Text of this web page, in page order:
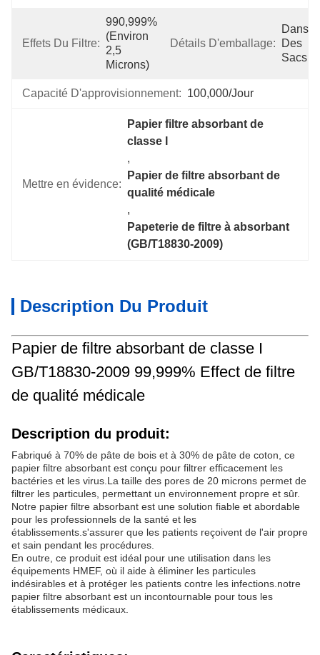
Effets Du Filtre:
990,999%
(environ
2,5
Microns)
Détails D'emballage:
Dans
Des
Sacs
Capacité D'approvisionnement: 100,000/jour
Mettre en évidence:
Papier filtre absorbant de
classe I
,
Papier de filtre absorbant de
qualité médicale
,
Papeterie de filtre à absorbant
(GB/T18830-2009)
Description Du Produit
Papier de filtre absorbant de classe I
GB/T18830-2009 99,999% Effect de filtre
de qualité médicale
Description du produit:
Fabriqué à 70% de pâte de bois et à 30% de pâte de coton, ce
papier filtre absorbant est conçu pour filtrer efficacement les
bactéries et les virus.La taille des pores de 20 microns permet de
filtrer les particules, permettant un environnement propre et sûr.
Notre papier filtre absorbant est une solution fiable et abordable
pour les professionnels de la santé et les
établissements.s'assurer que les patients reçoivent de l'air propre
et sain pendant les procédures.
En outre, ce produit est idéal pour une utilisation dans les
équipements HMEF, où il aide à éliminer les particules
indésirables et à protéger les patients contre les infections.notre
papier filtre absorbant est un incontournable pour tous les
établissements médicaux.